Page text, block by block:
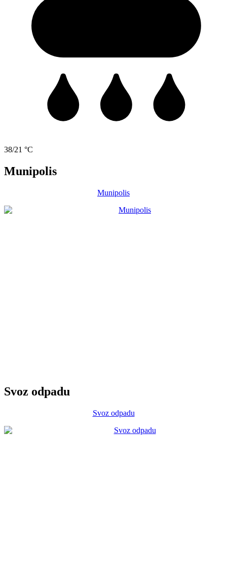
38/21 °C
Munipolis
Munipolis
Svoz odpadu
Svoz odpadu